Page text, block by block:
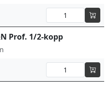
Prof. 1/2-kopp